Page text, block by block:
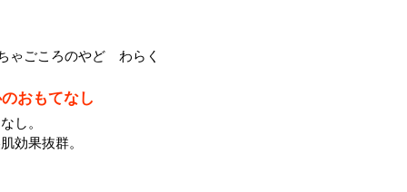
ゃごころのやど わらく
のおもてなし
し。
効果抜群。